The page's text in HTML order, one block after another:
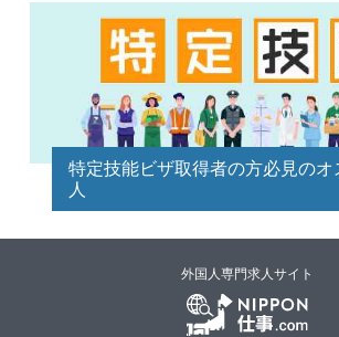
特定技能ビザ取得者の方必見のオ
人
外国人専門求人サイト